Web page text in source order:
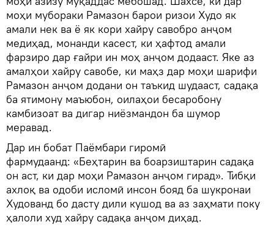
моҳи мубораки Рамазон барои ризои Худо як
амали нек ва ё як кори хайру савобро анҷом
медиҳад, монанди касест, ки ҳафтод амали
фарзиро дар ғайри ин моҳ анҷом додааст. Яке аз
амалҳои хайру савобе, ки маҳз дар моҳи шарифи
Рамазон анҷом додани он таъкид шудааст, садақа
ба ятимону маъюбон, оилаҳои бесаробону
камбизоат ва дигар ниёзмандон ба шумор
меравад.
Дар ин бобат Паёмбари гиромӣ
фармудаанд: «Беҳтарин ва боарзиштарин садақа
он аст, ки дар моҳи Рамазон анҷом гирад». Тибқи
ахлоқ ва одоби исломӣ инсон бояд ба шукронаи
Худованд бо дасту дили кушод ва аз заҳмати поку
ҳалоли худ хайру садақа анҷом диҳад.